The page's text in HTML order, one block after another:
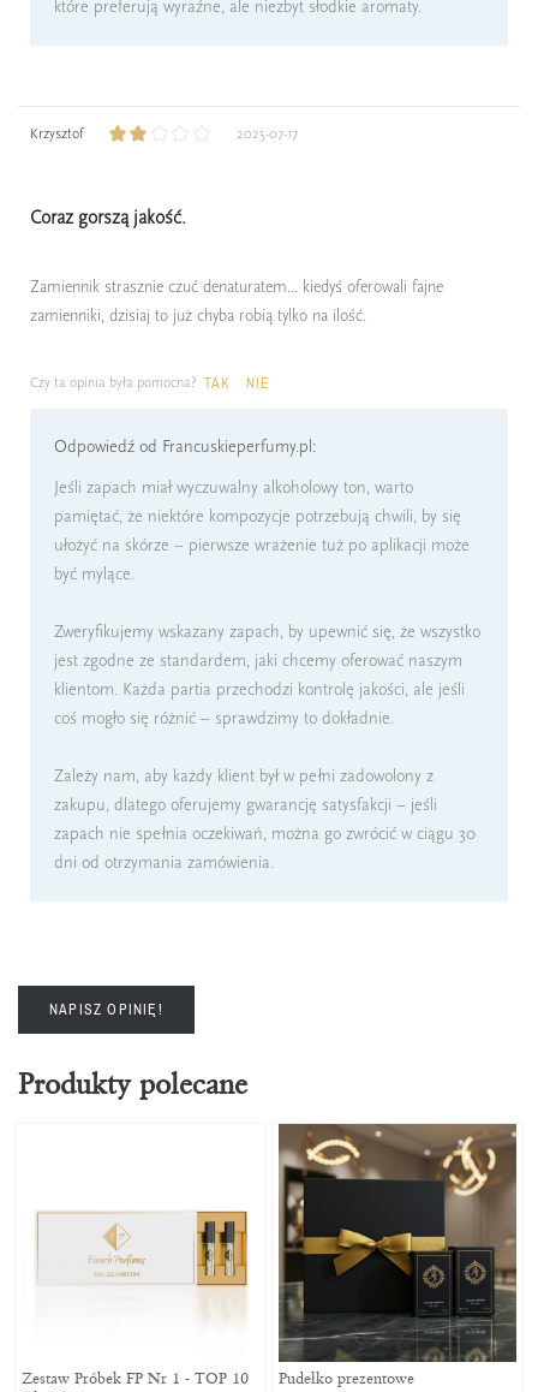
które preferują wyraźne, ale niezbyt słodkie aromaty.
Krzysztof 2025-07-17
Coraz gorszą jakość.
Zamiennik strasznie czuć denaturatem... kiedyś oferowali fajne
zamienniki, dzisiaj to już chyba robią tylko na ilość.
Czy ta opinia była pomocna? TAK NIE
Odpowiedź od Francuskieperfumy.pl:
Jeśli zapach miał wyczuwalny alkoholowy ton, warto
pamiętać, że niektóre kompozycje potrzebują chwili, by się
ułożyć na skórze – pierwsze wrażenie tuż po aplikacji może
być mylące.
Zweryfikujemy wskazany zapach, by upewnić się, że wszystko
jest zgodne ze standardem, jaki chcemy oferować naszym
klientom. Każda partia przechodzi kontrolę jakości, ale jeśli
coś mogło się różnić – sprawdzimy to dokładnie.
Zależy nam, aby każdy klient był w pełni zadowolony z
zakupu, dlatego oferujemy gwarancję satysfakcji – jeśli
zapach nie spełnia oczekiwań, można go zwrócić w ciągu 30
dni od otrzymania zamówienia.
NAPISZ OPINIĘ!
Produkty polecane
Zestaw Próbek FP Nr 1 - TOP 10
Pudełko prezentowe